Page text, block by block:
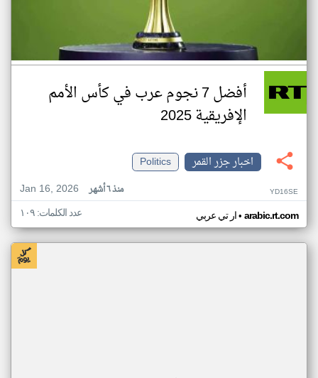
أفضل 7 نجوم عرب في كأس الأمم
الإفريقية 2025
اخبار جزر القمر
Politics
Jan 16, 2026
منذ ٦ أشهر YD16SE
ار تي عربي• arabic.rt.com عدد الكلمات: ١٠٩